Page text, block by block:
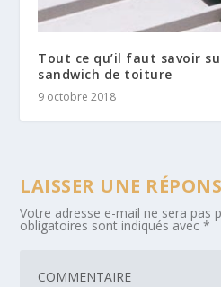
Tout ce qu’il faut savoir
sandwich de toiture
9 octobre 2018
LAISSER UNE
Votre adresse e-mail ne sera pas
obligatoires sont indiqués avec*